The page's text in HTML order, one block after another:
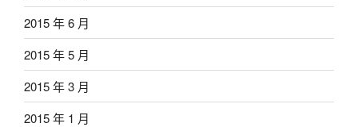
2015 年 6 月
2015 年 5 月
2015 年 3 月
2015 年 1 月